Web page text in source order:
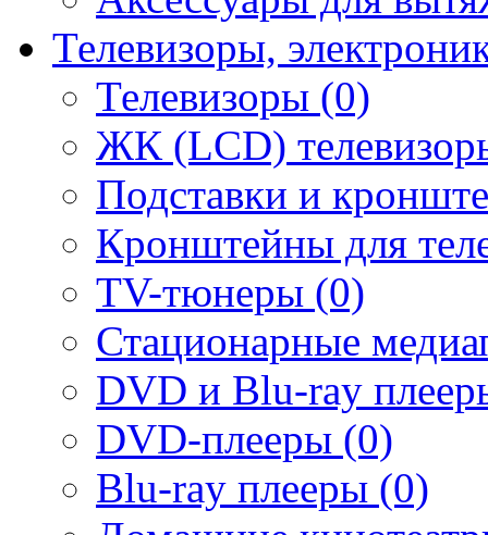
Телевизоры,
Телевизоры (0)
ЖК (LCD)
Подставки и
Кронштейны для
TV-тюнеры (0)
Стационарные
DVD и Blu-ray
DVD-плееры (0)
Blu-ray плееры (0)